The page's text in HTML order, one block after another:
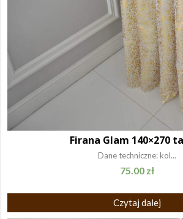
Firana Glam 140×270
Dane techniczne: kol...
75.00 zł
Czytaj dalej